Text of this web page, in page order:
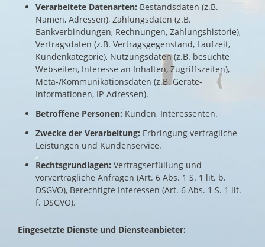
Verarbeitete Datenarten: Bestandsdaten (z.B.
Namen, Adressen), Zahlungsdaten (z.B.
Bankverbindungen, Rechnungen, Zahlungshistorie),
Vertragsdaten (z.B. Vertragsgegenstand, Laufzeit,
Kundenkategorie), Nutzungsdaten (z.B. besuchte
Webseiten, Interesse an Inhalten, Zugriffszeiten),
Meta-/Kommunikationsdaten (z.B. Geräte-
Informationen, IP-Adressen).
Betroffene Personen: Kunden, Interessenten.
Zwecke der Verarbeitung: Erbringung vertragliche
Leistungen und Kundenservice.
Rechtsgrundlagen: Vertragserfüllung und
vorvertragliche Anfragen (Art. 6 Abs. 1 S. 1 lit. b.
DSGVO), Berechtigte Interessen (Art. 6 Abs. 1 S. 1 lit.
f. DSGVO).
Eingesetzte Dienste und Diensteanbieter: